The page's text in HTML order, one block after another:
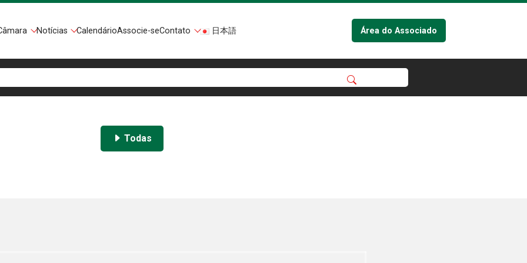
Notícias CalendárioAssocie-seContato 日本語 Área do Associado
Todas